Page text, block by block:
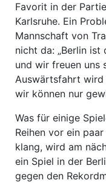
Favorit in der
Karlsruhe. Ein
Mannschaft von
nicht da: „Berlin ist
und wir freuen uns
Auswärtsfahrt wird
wir können nur
Was für einige
Reihen vor ein
klang, wird am
ein Spiel in der
gegen den